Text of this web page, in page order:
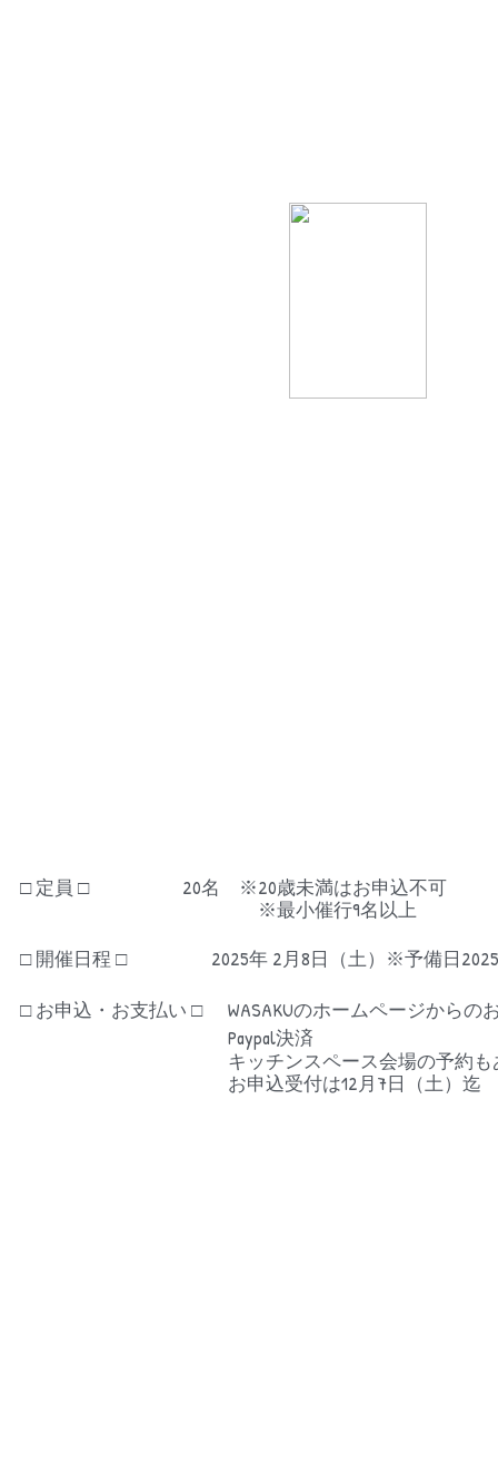
□ 定員 □
20名　※20歳未満はお申込不可
※最小催行9名以上
□ 開催日程 □
2025年 2月8日（土）※予備日
□ お申込・お支払い □
WASAKUのホームページからの
Paypal決済
キッチンスペース会場の予約も
お申込受付は12月7日（土）迄